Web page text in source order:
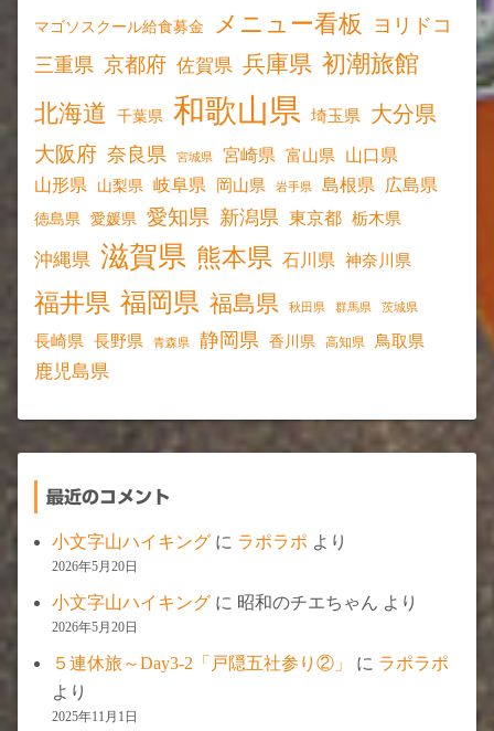
マゴソスクール給食募金 メニュー看板
ヨリドコ
三重県 京都府 佐賀県 兵庫県 初潮旅館
北海道
千葉県 和歌山県 埼玉県 大分県
大阪府 奈良県 宮城県 宮崎県 富山県 山口県
山形県 山梨県 岐阜県 岡山県 岩手県 島根県 広島県
徳島県 愛媛県 愛知県 新潟県 東京都 栃木県
沖縄県 滋賀県 熊本県 石川県 神奈川県
福井県 福岡県 福島県 秋田県 群馬県 茨城県
長崎県 長野県 青森県 静岡県 香川県 高知県 鳥取県
鹿児島県
最近のコメント
小文字山ハイキング に ラポラポ より
2026年5月20日
小文字山ハイキング に 昭和のチエちゃん より
2026年5月20日
５連休旅～Day3-2「戸隠五社参り②」 に ラポラポ
より
2025年11月1日